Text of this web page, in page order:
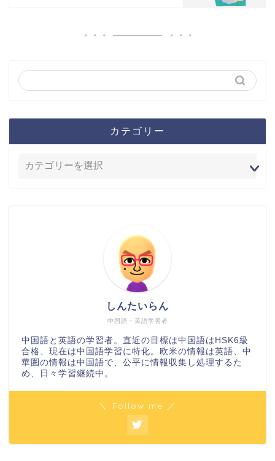
カテゴリー
中国語・英語学習者
しんたいらん
中国語と英語の学習者。直近の目標は中国語はHSK6級
合格、現在は中国語学習に特化。欧米の情報は英語、中
華圏の情報は中国語で、公平に情報収集し処理するた
め、日々学習継続中。
＼ Follow me ／